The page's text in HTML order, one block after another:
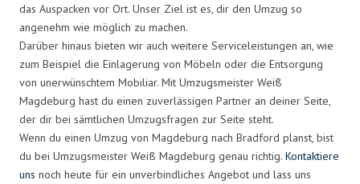
das Auspacken vor Ort. Unser Ziel ist es, dir den Umzug so
angenehm wie möglich zu machen.
Darüber hinaus bieten wir auch weitere Serviceleistungen an, wie
zum Beispiel die Einlagerung von Möbeln oder die Entsorgung
von unerwünschtem Mobiliar. Mit Umzugsmeister Weiß
Magdeburg hast du einen zuverlässigen Partner an deiner Seite,
der dir bei sämtlichen Umzugsfragen zur Seite steht.
Wenn du einen Umzug von Magdeburg nach Bradford planst, bist
du bei Umzugsmeister Weiß Magdeburg genau richtig. Kontaktiere
uns noch heute für ein unverbindliches Angebot und lass uns